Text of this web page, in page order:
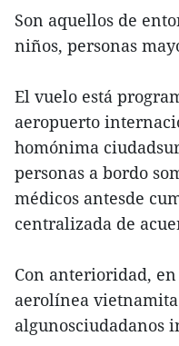
Son aquellos de
niños, personas
El vuelo está
aeropuerto
homónima
personas a bordo
médicos antesde
centralizada de
Con anterioridad,
aerolínea
algunosciudadanos